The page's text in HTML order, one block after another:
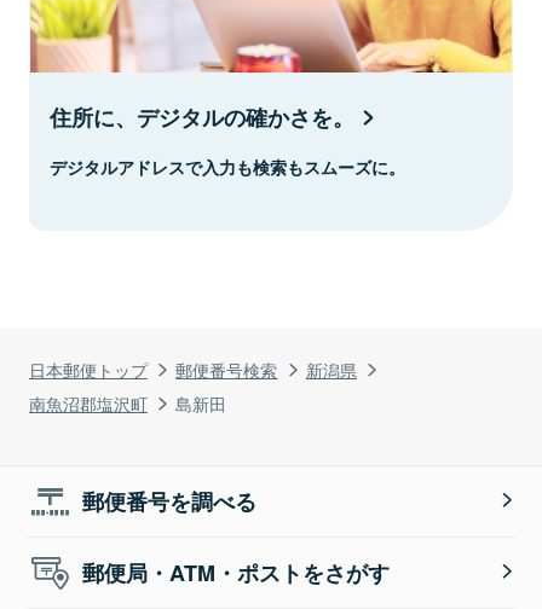
日本郵便トップ 郵便番号検索
新潟県
南魚沼郡塩沢町
島新田
住所に、デジタルの確かさを。
デジタルアドレスで入力も検索もスムーズに。
郵便番号を調べる
郵便局・ATM・ポストをさがす